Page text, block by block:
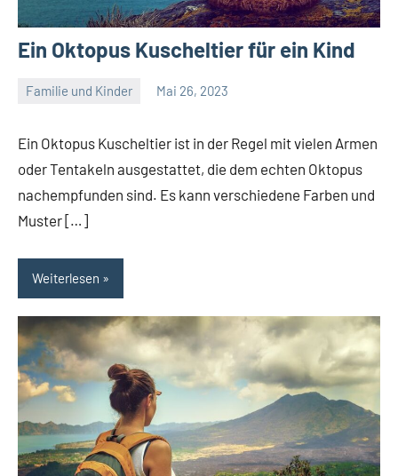
Ein Oktopus Kuscheltier für ein Kind
Familie und Kinder Mai 26, 2023
Ein Oktopus Kuscheltier ist in der Regel mit vielen Armen
oder Tentakeln ausgestattet, die dem echten Oktopus
nachempfunden sind. Es kann verschiedene Farben und
Muster […]
Weiterlesen